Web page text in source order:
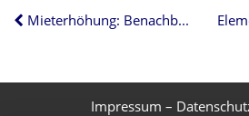
Mieterhöhung: Benachbarte Gemeinden nicht immer vergleichbar
Impressum –